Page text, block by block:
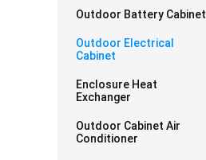
Outdoor Battery Cabinet
Outdoor Electrical
Cabinet
Enclosure Heat
Exchanger
Outdoor Cabinet Air
Conditioner